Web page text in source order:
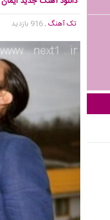
تک آهنگ, 916 بازدید